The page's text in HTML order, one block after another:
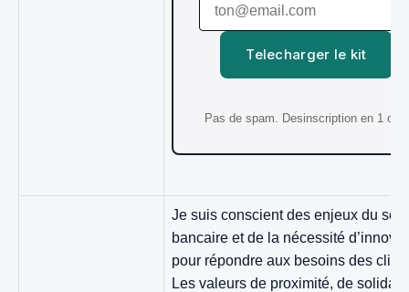
Telecharger le kit
Pas de spam. Desinscription en 1 clic.
Je suis conscient des enjeux du
bancaire et de la nécessité d’innover
pour répondre aux besoins des
Les valeurs de proximité, de